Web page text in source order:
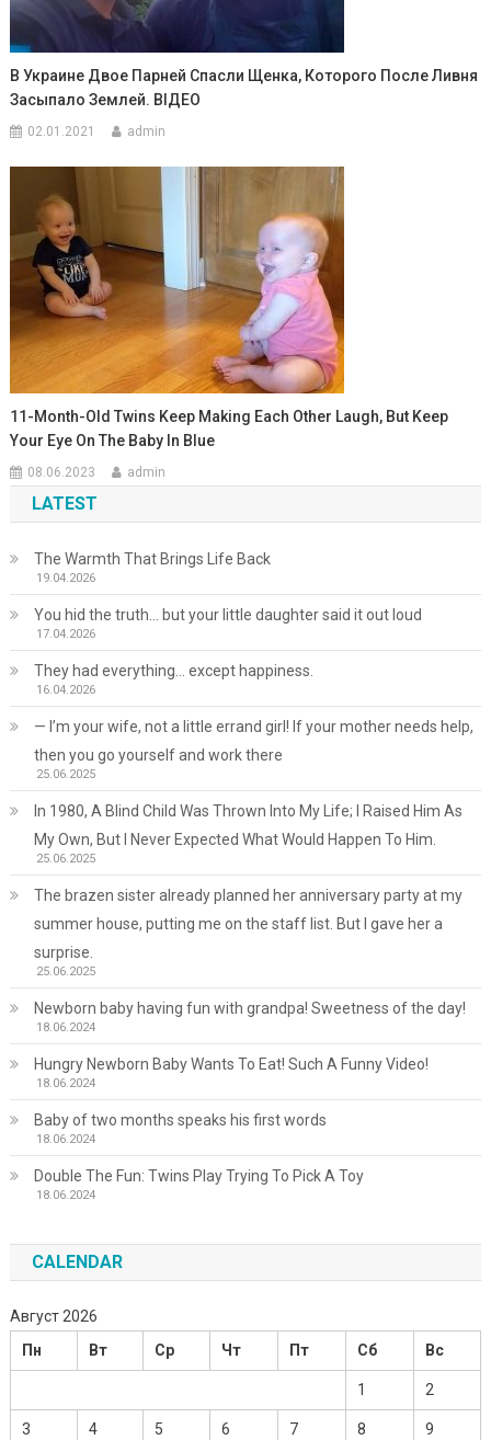
В Украине Двое Парней Спасли Щенка, Которого После Ливня
Засыпало Землей. ВIДЕО
02.01.2021 admin
11-Month-Old Twins Keep Making Each Other Laugh, But Keep
Your Eye On The Baby In Blue
08.06.2023 admin
LATEST
The Warmth That Brings Life Back
19.04.2026
You hid the truth… but your little daughter said it out loud
17.04.2026
They had everything… except happiness.
16.04.2026
— I’m your wife, not a little errand girl! If your mother needs help,
then you go yourself and work there
25.06.2025
In 1980, A Blind Child Was Thrown Into My Life; I Raised Him As
My Own, But I Never Expected What Would Happen To Him.
25.06.2025
The brazen sister already planned her anniversary party at my
summer house, putting me on the staff list. But I gave her a
surprise.
25.06.2025
Newborn baby having fun with grandpa! Sweetness of the day!
18.06.2024
Hungry Newborn Baby Wants To Eat! Such A Funny Video!
18.06.2024
Baby of two months speaks his first words
18.06.2024
Double The Fun: Twins Play Trying To Pick A Toy
18.06.2024
CALENDAR
Август 2026
Пн
Вт Ср Чт Пт Сб Вс
1 2
3 4 5 6 7 8 9